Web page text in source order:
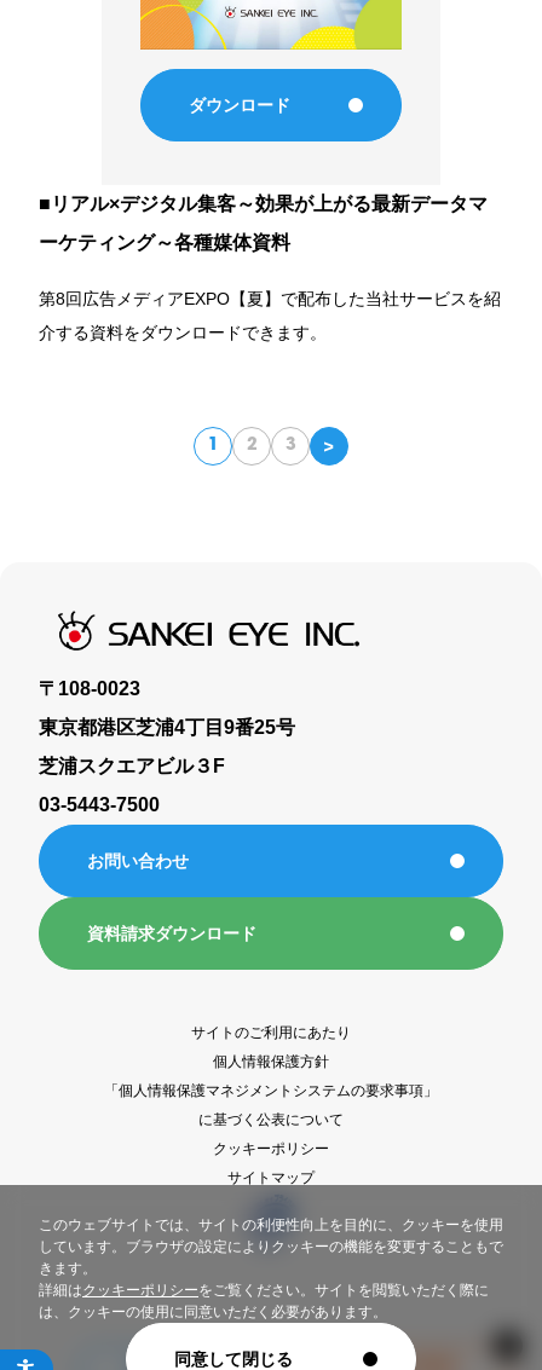
ダウンロード
■リアル×デジタル集客～効果が上がる最新データマ
ーケティング～各種媒体資料
第8回広告メディアEXPO【夏】で配布した当社サービスを紹
介する資料をダウンロードできます。
1 2 3 <
このウェブサイトでは、サイトの利便性向上を目的に、クッキーを使用
しています。ブラウザの設定によりクッキーの機能を変更することもで
きます。
詳細はクッキーポリシーをご覧ください。サイトを閲覧いただく際に
は、クッキーの使用に同意いただく必要があります。
同意して閉じる
〒108-0023
東京都港区芝浦4丁目9番25号
芝浦スクエアビル３F
03-5443-7500
お問い合わせ
資料請求ダウンロード
サイトのご利用にあたり
個人情報保護方針
「個人情報保護マネジメントシステムの要求事項」
に基づく公表について
クッキーポリシー
サイトマップ
Copyright © Sankei-eye Inc. All Rights Reserved.